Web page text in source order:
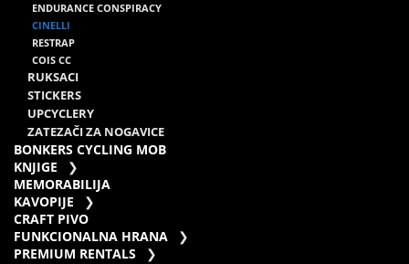
ENDURANCE CONSPIRACY
CINELLI
RESTRAP
COIS CC
RUKSACI
STICKERS
UPCYCLERY
ZATEZAČI ZA NOGAVICE
BONKERS CYCLING MOB
KNJIGE
MEMORABILIJA
KAVOPIJE
CRAFT PIVO
FUNKCIONALNA HRANA
PREMIUM RENTALS